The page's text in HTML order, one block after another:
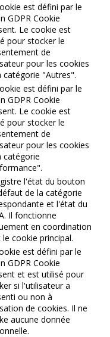
est défini par le
GDPR Cookie
Le cookie est
pour stocker le
de
pour les cookies
catégorie "Autres".
est défini par le
GDPR Cookie
Le cookie est
pour stocker le
de
pour les cookies
catégorie
l'état du bouton
de la catégorie
et l'état du
Il fonctionne
en coordination
le cookie principal.
est défini par le
GDPR Cookie
et est utilisé pour
si l'utilisateur a
ou non à
de cookies. Il ne
aucune donnée